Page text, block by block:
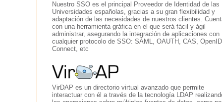
Nuestro SSO es el principal Proveedor de Identidad de las
Universidades españolas, gracias a su gran flexibilidad y
adaptación de las necesidades de nuestros clientes.
con una herramienta gráfica en el que será fácil y ágil
administrar, asegurando la integración de aplicaciones con
cualquier protocolo de SSO: SAML, OAUTH, CAS, OpenID
Connect, etc
VirDAP es un directorio virtual avanzado que permite
interactuar con él a través de la tecnología LDAP